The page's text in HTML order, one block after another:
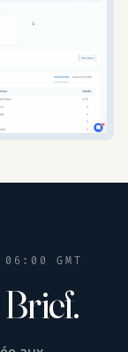
06:00 GMT
Brief.